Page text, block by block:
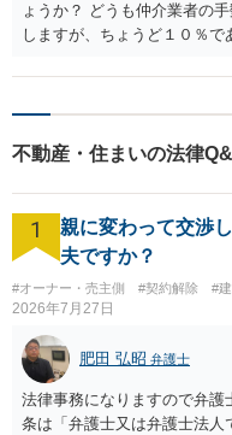
めることをお勧めします。
ょうか？ どうも仲介業者の
しますが、ちょうど１０％
あるように思います。
不動産・住まいの法律
1
親に変わって交渉
夫ですか？
#オーナー・売主側 #契約解除 #
2026年7月27日
肥田 弘昭 弁護士
法律事務になりますので弁護
条は「弁護士又は弁護士法